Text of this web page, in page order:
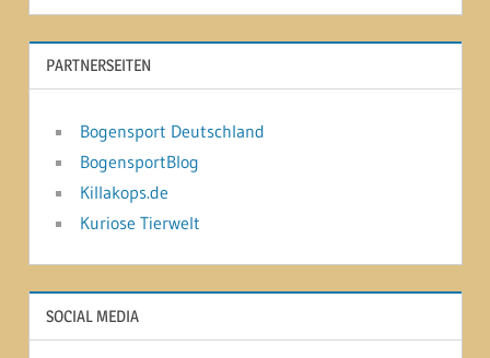
PARTNERSEITEN
Bogensport Deutschland
BogensportBlog
Killakops.de
Kuriose Tierwelt
SOCIAL MEDIA